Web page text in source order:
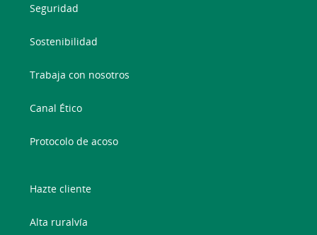
Seguridad
Sostenibilidad
Trabaja con nosotros
Canal Ético
Protocolo de acoso
Hazte cliente
Alta ruralvía